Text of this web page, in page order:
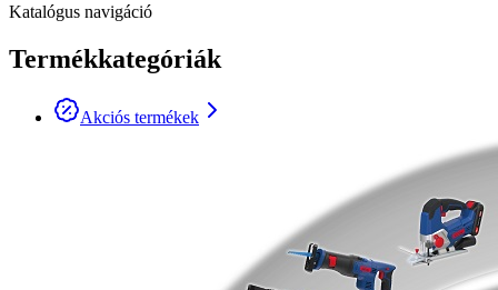
Katalógus navigáció
Termékkategóriák
Akciós termékek